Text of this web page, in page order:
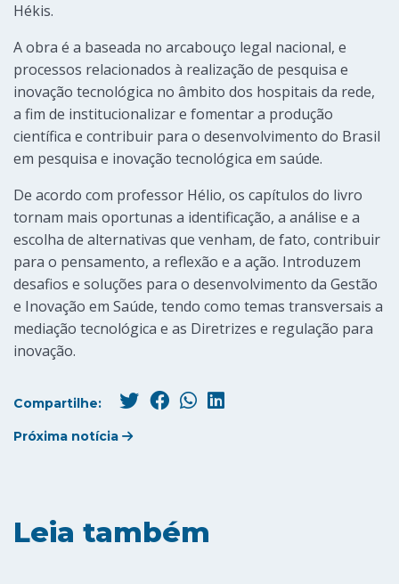
Hékis.
A obra é a baseada no arcabouço legal nacional, e
processos relacionados à realização de pesquisa e
inovação tecnológica no âmbito dos hospitais da rede,
a fim de institucionalizar e fomentar a produção
científica e contribuir para o desenvolvimento do Brasil
em pesquisa e inovação tecnológica em saúde.
De acordo com professor Hélio, os capítulos do livro
tornam mais oportunas a identificação, a análise e a
escolha de alternativas que venham, de fato, contribuir
para o pensamento, a reflexão e a ação. Introduzem
desafios e soluções para o desenvolvimento da Gestão
e Inovação em Saúde, tendo como temas transversais a
mediação tecnológica e as Diretrizes e regulação para
inovação.
Compartilhe:
Próxima notícia
Leia também